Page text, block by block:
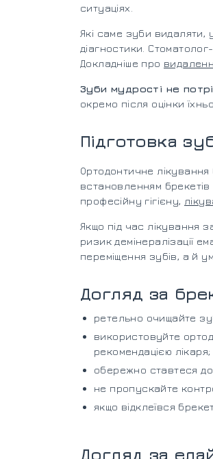
ситуаціях.
Які саме зуби видаляти,
діагностики.
Докладніше про
Зуби мудрості не
окремо після оцінки
Підготовка
Ортодонтичне
встановленням
професійну гігієну,
Якщо під час лікування
ризик демінералізації
переміщення зубів, а й
Догляд за
ретельно очищайте
використовуйте
рекомендацією лікаря;
обережно ставтеся до
не пропускайте
якщо відклеївся
Догляд за